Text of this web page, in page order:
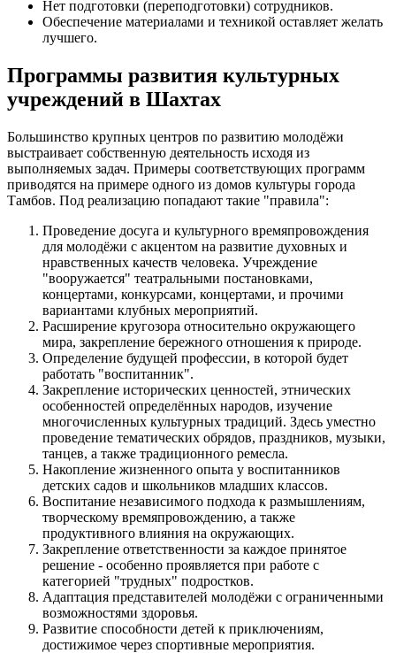
Нет подготовки (переподготовки) сотрудников.
Обеспечение материалами и техникой оставляет желать
лучшего.
Программы развития культурных
учреждений в Шахтах
Большинство крупных центров по развитию молодёжи
выстраивает собственную деятельность исходя из
выполняемых задач. Примеры соответствующих программ
приводятся на примере одного из домов культуры города
Тамбов. Под реализацию попадают такие "правила":
Проведение досуга и культурного времяпровождения
для молодёжи с акцентом на развитие духовных и
нравственных качеств человека. Учреждение
"вооружается" театральными постановками,
концертами, конкурсами, концертами, и прочими
вариантами клубных мероприятий.
Расширение кругозора относительно окружающего
мира, закрепление бережного отношения к природе.
Определение будущей профессии, в которой будет
работать "воспитанник".
Закрепление исторических ценностей, этнических
особенностей определённых народов, изучение
многочисленных культурных традиций. Здесь уместно
проведение тематических обрядов, праздников, музыки,
танцев, а также традиционного ремесла.
Накопление жизненного опыта у воспитанников
детских садов и школьников младших классов.
Воспитание независимого подхода к размышлениям,
творческому времяпровождению, а также
продуктивного влияния на окружающих.
Закрепление ответственности за каждое принятое
решение - особенно проявляется при работе с
категорией "трудных" подростков.
Адаптация представителей молодёжи с ограниченными
возможностями здоровья.
Развитие способности детей к приключениям,
достижимое через спортивные мероприятия.